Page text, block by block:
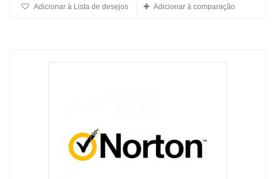
Adicionar à Lista de desejos Adicionar à comparação